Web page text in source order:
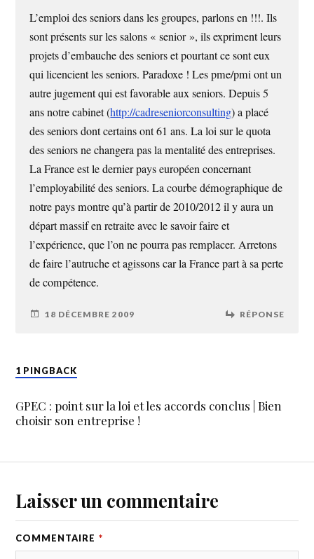
L’emploi des seniors dans les groupes, parlons en !!!. Ils
sont présents sur les salons « senior », ils expriment leurs
projets d’embauche des seniors et pourtant ce sont eux
qui licencient les seniors. Paradoxe ! Les pme/pmi ont un
autre jugement qui est favorable aux seniors. Depuis 5
ans notre cabinet (http://cadreseniorconsulting) a placé
des seniors dont certains ont 61 ans. La loi sur le quota
des seniors ne changera pas la mentalité des entreprises.
La France est le dernier pays européen concernant
l’employabilité des seniors. La courbe démographique de
notre pays montre qu’à partir de 2010/2012 il y aura un
départ massif en retraite avec le savoir faire et
l’expérience, que l’on ne pourra pas remplacer. Arretons
de faire l’autruche et agissons car la France part à sa perte
de compétence.
18 DÉCEMBRE 2009 RÉPONSE
1 PINGBACK
GPEC : point sur la loi et les accords conclus | Bien
choisir son entreprise !
Laisser un commentaire
COMMENTAIRE *